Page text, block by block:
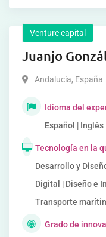
Venture capital
Juanjo
Andalucía, España
Idioma del
Español | Inglés
Tecnología en la
Desarrollo y
Digital | Diseño e
Transporte
Grado de